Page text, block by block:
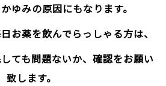
ゆみの原因にもなります。
お薬を飲んでらっしゃる方は、
ても問題ないか、確認をお願い
致します。